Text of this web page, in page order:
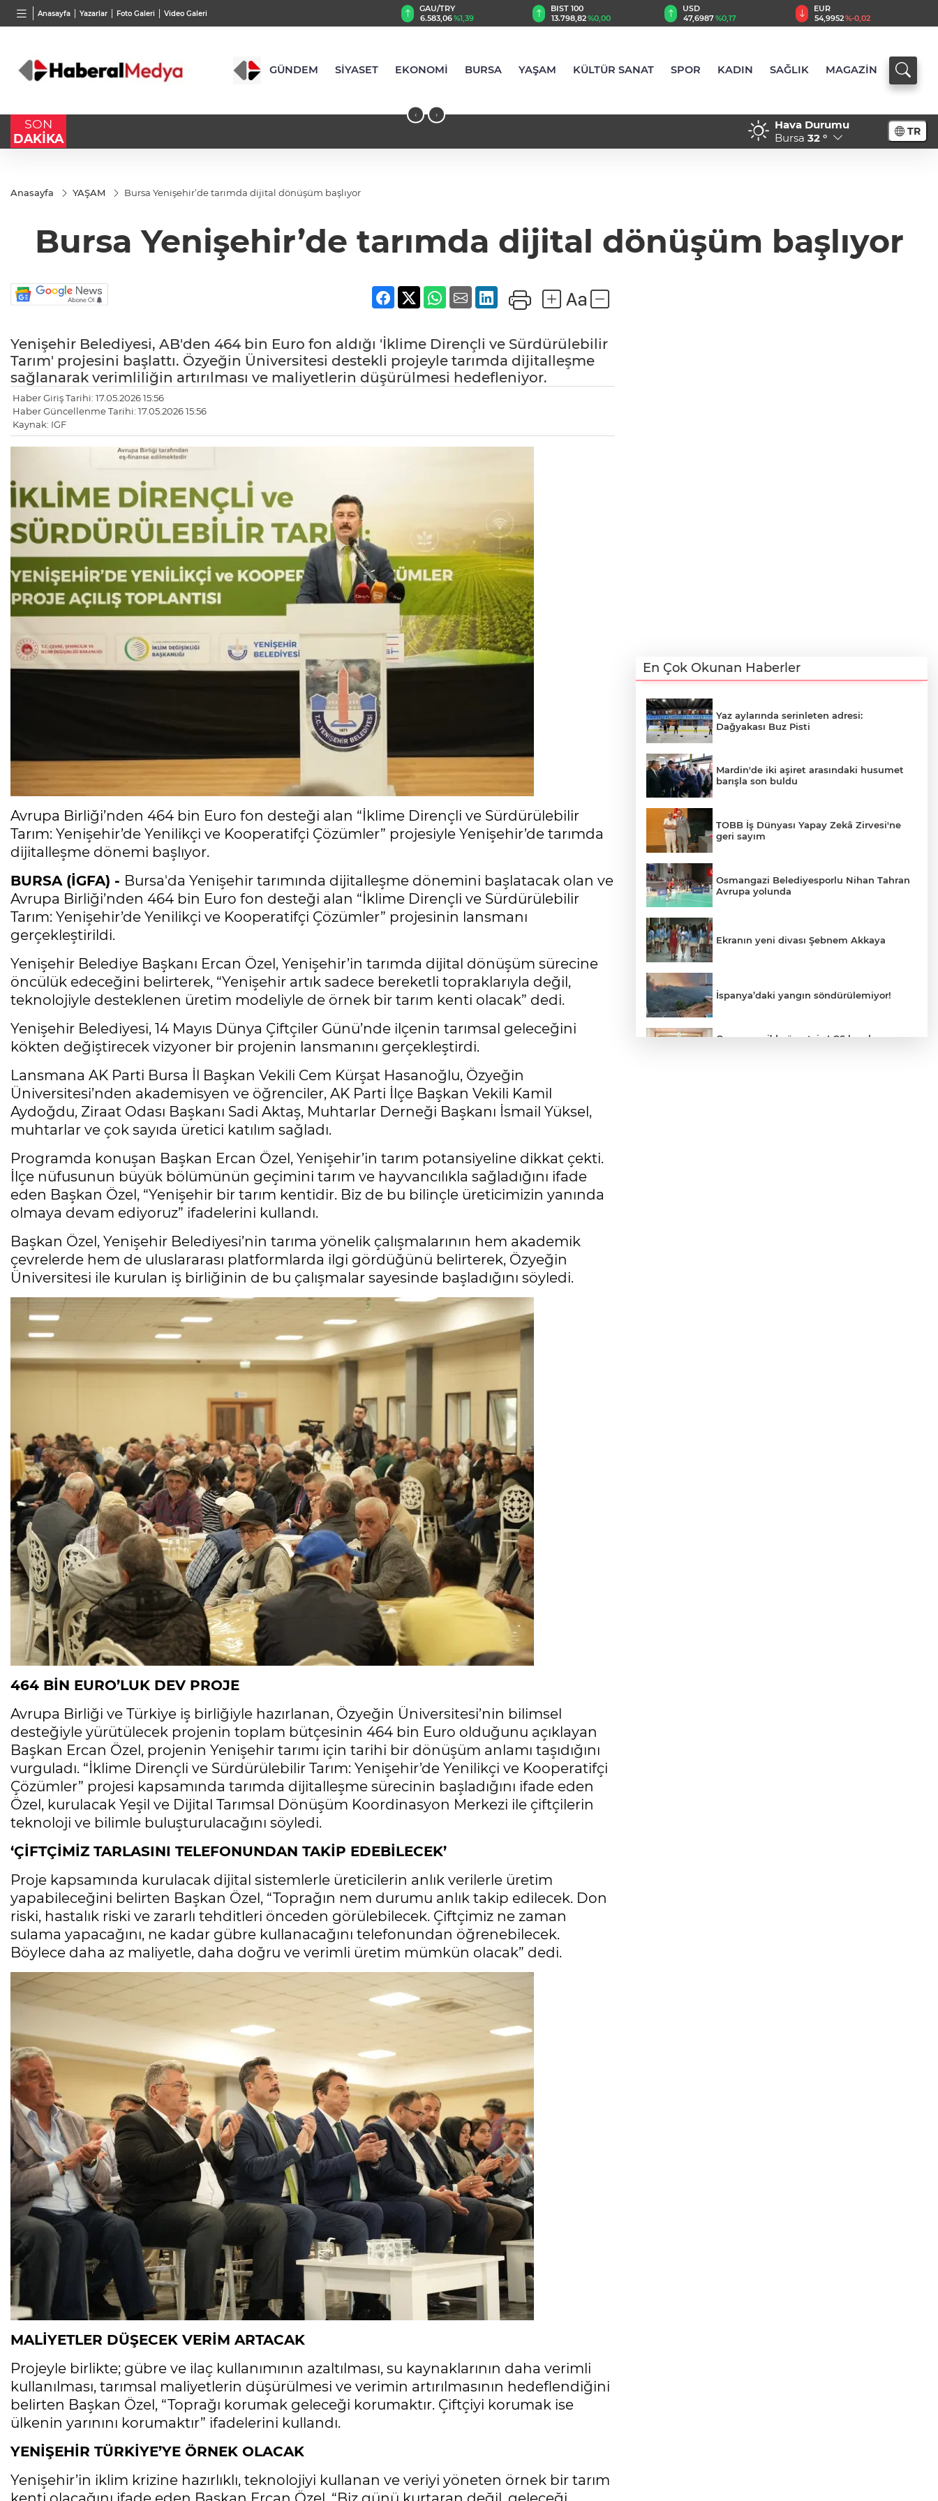
Anasayfa Yazarlar Foto Galeri Video Galeri
BGN
27,9743%-0,22
VND
0,0018%0,26
BIST 100
13.798,82%0,00
USD
47,6987%0,17
EUR
54,9952 %-0,02
GBP
64,2006%0,06
GÜNDEM SİYASET EKONOMİ BURSA YAŞAM KÜLTÜR SANAT SPOR KADIN SAĞLIK MAGAZİN
SON
DAKİKA
‹ ›
Hava Durumu
Bursa 32 ° TR
Anasayfa YAŞAM Bursa Yenişehir’de tarımda dijital dönüşüm başlıyor
Bursa Yenişehir’de tarımda dijital dönüşüm başlıyor
Yenişehir Belediyesi, AB'den 464 bin Euro fon aldığı 'İklime Dirençli ve Sürdürülebilir
Tarım' projesini başlattı. Özyeğin Üniversitesi destekli projeyle tarımda dijitalleşme
sağlanarak verimliliğin artırılması ve maliyetlerin düşürülmesi hedefleniyor.
Haber Giriş Tarihi: 17.05.2026 15:56
Haber Güncellenme Tarihi: 17.05.2026 15:56
Kaynak: IGF
Avrupa Birliği’nden 464 bin Euro fon desteği alan “İklime Dirençli ve Sürdürülebilir
Tarım: Yenişehir’de Yenilikçi ve Kooperatifçi Çözümler” projesiyle Yenişehir’de tarımda
dijitalleşme dönemi başlıyor.
BURSA (İGFA) - Bursa'da Yenişehir tarımında dijitalleşme dönemini başlatacak olan ve
Avrupa Birliği’nden 464 bin Euro fon desteği alan “İklime Dirençli ve Sürdürülebilir
Tarım: Yenişehir’de Yenilikçi ve Kooperatifçi Çözümler” projesinin lansmanı
gerçekleştirildi.
Yenişehir Belediye Başkanı Ercan Özel, Yenişehir’in tarımda dijital dönüşüm sürecine
öncülük edeceğini belirterek, “Yenişehir artık sadece bereketli topraklarıyla değil,
teknolojiyle desteklenen üretim modeliyle de örnek bir tarım kenti olacak” dedi.
Yenişehir Belediyesi, 14 Mayıs Dünya Çiftçiler Günü’nde ilçenin tarımsal geleceğini
kökten değiştirecek vizyoner bir projenin lansmanını gerçekleştirdi.
Lansmana AK Parti Bursa İl Başkan Vekili Cem Kürşat Hasanoğlu, Özyeğin
Üniversitesi’nden akademisyen ve öğrenciler, AK Parti İlçe Başkan Vekili Kamil
Aydoğdu, Ziraat Odası Başkanı Sadi Aktaş, Muhtarlar Derneği Başkanı İsmail Yüksel,
muhtarlar ve çok sayıda üretici katılım sağladı.
Programda konuşan Başkan Ercan Özel, Yenişehir’in tarım potansiyeline dikkat çekti.
İlçe nüfusunun büyük bölümünün geçimini tarım ve hayvancılıkla sağladığını ifade
eden Başkan Özel, “Yenişehir bir tarım kentidir. Biz de bu bilinçle üreticimizin yanında
olmaya devam ediyoruz” ifadelerini kullandı.
Başkan Özel, Yenişehir Belediyesi’nin tarıma yönelik çalışmalarının hem akademik
çevrelerde hem de uluslararası platformlarda ilgi gördüğünü belirterek, Özyeğin
Üniversitesi ile kurulan iş birliğinin de bu çalışmalar sayesinde başladığını söyledi.
464 BİN EURO’LUK DEV PROJE
Avrupa Birliği ve Türkiye iş birliğiyle hazırlanan, Özyeğin Üniversitesi’nin bilimsel
desteğiyle yürütülecek projenin toplam bütçesinin 464 bin Euro olduğunu açıklayan
Başkan Ercan Özel, projenin Yenişehir tarımı için tarihi bir dönüşüm anlamı taşıdığını
vurguladı. “İklime Dirençli ve Sürdürülebilir Tarım: Yenişehir’de Yenilikçi ve Kooperatifçi
Çözümler” projesi kapsamında tarımda dijitalleşme sürecinin başladığını ifade eden
Özel, kurulacak Yeşil ve Dijital Tarımsal Dönüşüm Koordinasyon Merkezi ile çiftçilerin
teknoloji ve bilimle buluşturulacağını söyledi.
‘ÇİFTÇİMİZ TARLASINI TELEFONUNDAN TAKİP EDEBİLECEK’
Proje kapsamında kurulacak dijital sistemlerle üreticilerin anlık verilerle üretim
yapabileceğini belirten Başkan Özel, “Toprağın nem durumu anlık takip edilecek. Don
riski, hastalık riski ve zararlı tehditleri önceden görülebilecek. Çiftçimiz ne zaman
sulama yapacağını, ne kadar gübre kullanacağını telefonundan öğrenebilecek.
Böylece daha az maliyetle, daha doğru ve verimli üretim mümkün olacak” dedi.
MALİYETLER DÜŞECEK VERİM ARTACAK
Projeyle birlikte; gübre ve ilaç kullanımının azaltılması, su kaynaklarının daha verimli
kullanılması, tarımsal maliyetlerin düşürülmesi ve verimin artırılmasının hedeflendiğini
belirten Başkan Özel, “Toprağı korumak geleceği korumaktır. Çiftçiyi korumak ise
ülkenin yarınını korumaktır” ifadelerini kullandı.
YENİŞEHİR TÜRKİYE’YE ÖRNEK OLACAK
Yenişehir’in iklim krizine hazırlıklı, teknolojiyi kullanan ve veriyi yöneten örnek bir tarım
En Çok Okunan Haberler
Yaz aylarında serinleten adresi:
Dağyakası Buz Pisti
Mardin'de iki aşiret arasındaki husumet
barışla son buldu
TOBB İş Dünyası Yapay Zekâ Zirvesi'ne
geri sayım
Osmangazi Belediyesporlu Nihan Tahran
Avrupa yolunda
Ekranın yeni divası Şebnem Akkaya
İspanya’daki yangın söndürülemiyor!
Osmangazi’de ücretsiz LGS kurslarının